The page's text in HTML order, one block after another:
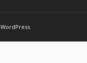
WordPress.